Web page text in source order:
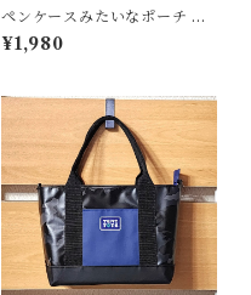
ペンケースみたいなポーチ ＜
K-0656＞
¥1,980